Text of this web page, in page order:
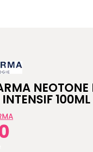
NEOTONE
100ML